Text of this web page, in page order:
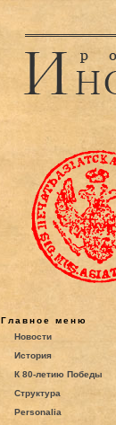
Главное меню
Новости
История
К 80-летию Победы
Структура
Personalia